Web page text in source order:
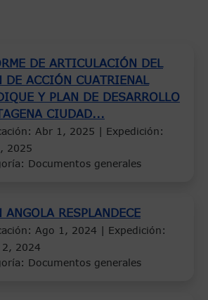
DE ARTICULACIÓN DEL
DE ACCIÓN CUATRIENAL
Y PLAN DE DESARROLLO
CIUDAD...
Abr 1, 2025 | Expedición:
2025
Documentos generales
ANGOLA RESPLANDECE
Ago 1, 2024 | Expedición:
2, 2024
Documentos generales